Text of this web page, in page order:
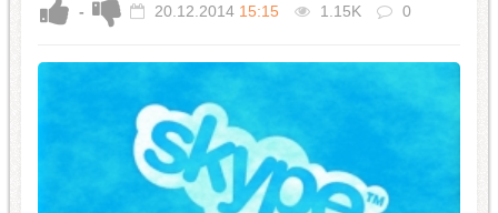
- 20.12.2014 15:15 1.15K 0